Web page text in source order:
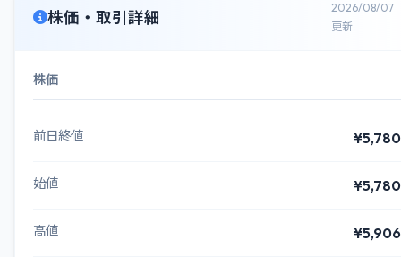
株価・取引詳細
2026/08/07
更新
株価
前日終値 ¥5,780
始値 ¥5,780
高値 ¥5,906